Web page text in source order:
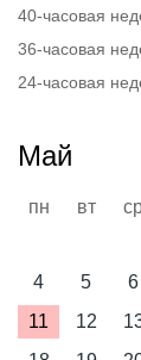
40-часовая
36-часовая
24-часовая
Май
пн вт
4
5 6
11
12